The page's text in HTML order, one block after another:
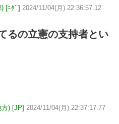
[ﾆﾀﾞ] 2024/11/04(月) 22:36:57.12
るの立憲の支持者とい
) [JP] 2024/11/04(月) 22:37:17.77